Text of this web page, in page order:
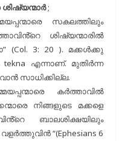
;
സകലത്തിലും
ശിഷ്യന്മാരിൽ
3: 20 ). മക്കൾക്കു
എന്നാണ്. മുതിർന്ന
സാധിക്കില്ല.
കർത്താവിൽ
നിങ്ങളുടെ മക്കളെ
ബാലശിക്ഷയിലും
“(Ephesians 6